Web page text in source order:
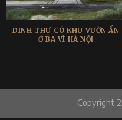
DINH THỰ CÓ KHU VƯỜN ẨN
Ở BA VÌ HÀ NỘI
Copyright